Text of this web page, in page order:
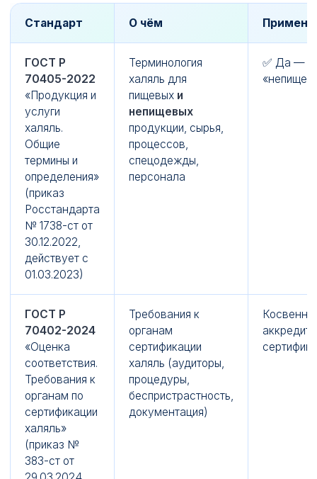
Стандарт О чём
ГОСТ Р
70405-2022
«Продукция и
услуги
халяль.
Общие
термины и
определения»
(приказ
Росстандарта
№ 1738-ст от
30.12.2022,
действует с
01.03.2023)
Терминология
халяль для
пищевых и
непищевых
продукции, сырья,
процессов,
спецодежды,
персонала
✅ Да —
ГОСТ Р
70402-2024
«Оценка
соответствия.
Требования к
органам по
сертификации
халяль»
(приказ №
383-ст от
Требования к
органам
сертификации
халяль (аудиторы,
процедуры,
беспристрастность,
документация)